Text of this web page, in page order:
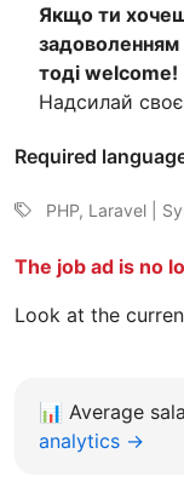
Якщо ти
задоволенням
тоді welcome!
Надсилай
Required
PHP, Laravel |
The job ad is no
Look at the
📊 Average
analytics →